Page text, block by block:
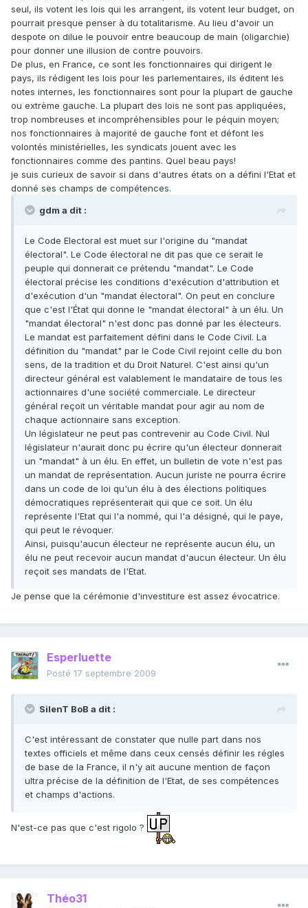
seul, ils votent les lois qui les arrangent, ils votent leur budget, on
pourrait presque penser à du totalitarisme. Au lieu d'avoir un
despote on dilue le pouvoir entre beaucoup de main (oligarchie)
pour donner une illusion de contre pouvoirs.
De plus, en France, ce sont les fonctionnaires qui dirigent le
pays, ils rédigent les lois pour les parlementaires, ils éditent les
notes internes, les fonctionnaires sont pour la plupart de gauche
ou extrème gauche. La plupart des lois ne sont pas appliquées,
trop nombreuses et incompréhensibles pour le péquin moyen;
nos fonctionnaires à majorité de gauche font et défont les
volontés ministérielles, les syndicats jouent avec les
fonctionnaires comme des pantins. Quel beau pays!
je suis curieux de savoir si dans d'autres états on a défini l'Etat et
donné ses champs de compétences.
gdm a dit :
Le Code Electoral est muet sur l'origine du "mandat
électoral". Le Code électoral ne dit pas que ce serait le
peuple qui donnerait ce prétendu "mandat". Le Code
électoral précise les conditions d'exécution d'attribution et
d'exécution d'un "mandat électoral". On peut en conclure
que c'est l'État qui donne le "mandat électoral" à un élu. Un
"mandat électoral" n'est donc pas donné par les électeurs.
Le mandat est parfaitement défini dans le Code Civil. La
définition du "mandat" par le Code Civil rejoint celle du bon
sens, de la tradition et du Droit Naturel. C'est ainsi qu'un
directeur général est valablement le mandataire de tous les
actionnaires d'une société commerciale. Le directeur
général reçoit un véritable mandat pour agir au nom de
chaque actionnaire sans exception.
Un législateur ne peut pas contrevenir au Code Civil. Nul
législateur n'aurait donc pu écrire qu'un électeur donnerait
un "mandat" à un élu. En effet, un bulletin de vote n'est pas
un mandat de représentation. Aucun juriste ne pourra écrire
dans un code de loi qu'un élu à des élections politiques
démocratiques représenterait qui que ce soit. Un élu
représente l'Etat qui l'a nommé, qui l'a désigné, qui le paye,
qui peut le révoquer.
Ainsi, puisqu'aucun électeur ne représente aucun élu, un
élu ne peut recevoir aucun mandat d'aucun électeur. Un élu
reçoit ses mandats de l'Etat.
Je pense que la cérémonie d'investiture est assez évocatrice.
Esperluette
Posté 17 septembre 2009
SilenT BoB a dit :
C'est intéressant de constater que nulle part dans nos
textes officiels et même dans ceux censés définir les régles
de base de la France, il n'y ait aucune mention de façon
ultra précise de la définition de l'Etat, de ses compétences
et champs d'actions.
N'est-ce pas que c'est rigolo ?
Théo31